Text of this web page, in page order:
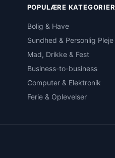
POPULÆRE KATEGORIER
Bolig & Have
Sundhed & Personlig Pleje
Mad, Drikke & Fest
Business-to-business
Computer & Elektronik
Ferie & Oplevelser